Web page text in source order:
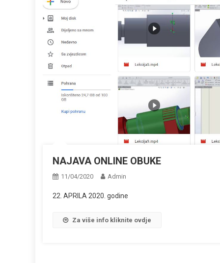
NAJAVA ONLINE OBUKE
11/04/2020 Admin
22. APRILA 2020. godine
Za više info kliknite ovdje